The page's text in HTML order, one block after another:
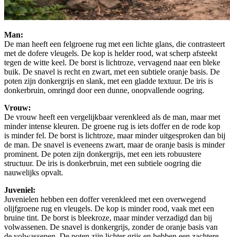
Man:
De man heeft een felgroene rug met een lichte glans, die contrasteert
met de dofere vleugels. De kop is helder rood, wat scherp afsteekt
tegen de witte keel. De borst is lichtroze, vervagend naar een bleke
buik. De snavel is recht en zwart, met een subtiele oranje basis. De
poten zijn donkergrijs en slank, met een gladde textuur. De iris is
donkerbruin, omringd door een dunne, onopvallende oogring.
Vrouw:
De vrouw heeft een vergelijkbaar verenkleed als de man, maar met
minder intense kleuren. De groene rug is iets doffer en de rode kop
is minder fel. De borst is lichtroze, maar minder uitgesproken dan bij
de man. De snavel is eveneens zwart, maar de oranje basis is minder
prominent. De poten zijn donkergrijs, met een iets robuustere
structuur. De iris is donkerbruin, met een subtiele oogring die
nauwelijks opvalt.
Juveniel:
Juvenielen hebben een doffer verenkleed met een overwegend
olijfgroene rug en vleugels. De kop is minder rood, vaak met een
bruine tint. De borst is bleekroze, maar minder verzadigd dan bij
volwassenen. De snavel is donkergrijs, zonder de oranje basis van